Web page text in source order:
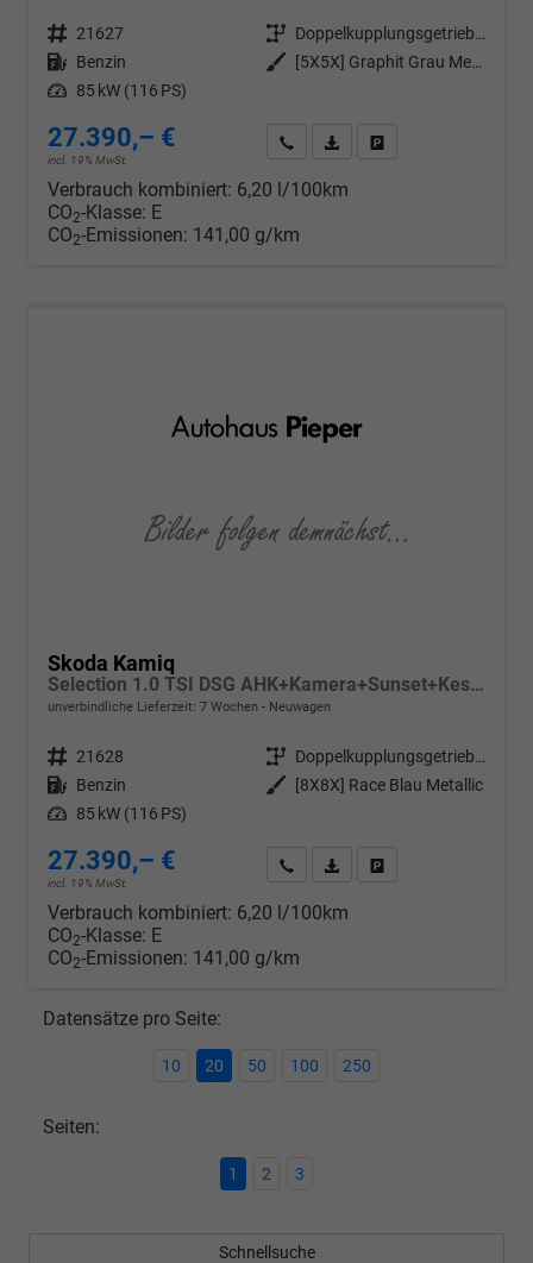
Fahrzeugnr. 21627 Getriebe
Doppelkupplungsgetriebe (DSG)
Kraftstoff Benzin Außenfarbe
[5X5X] Graphit Grau Metallic
Leistung 85 kW (116 PS)
27.390,– €
incl. 19% MwSt.
Wir rufen Sie anPDF-Datei, Fahrzeugexposé
Verbrauch kombiniert: 6,20 l/100km
CO2-Klasse: E
CO2-Emissionen: 141,00 g/km
Skoda Kamiq
Selection 1.0 TSI DSG AHK+Kamera+Sunset+Kessy+AppConnect+Sitzheiz+Alu16+GV4
unverbindliche Lieferzeit: 7 Wochen Neuwagen
Fahrzeugnr. 21628 Getriebe
Doppelkupplungsgetriebe (DSG)
Kraftstoff Benzin Außenfarbe
[8X8X] Race Blau Metallic
Leistung 85 kW (116 PS)
27.390,– €
incl. 19% MwSt.
Wir rufen Sie anPDF-Datei, Fahrzeugexposé
Verbrauch kombiniert: 6,20 l/100km
CO2-Klasse: E
CO2-Emissionen: 141,00 g/km
Datensätze pro Seite:
10 20 50 100 250
Seiten:
1 2 3
Schnellsuche